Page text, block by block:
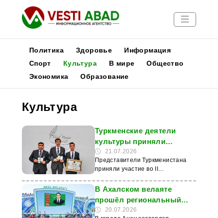
Новости
Медиа
Афиша
Политика Здоровье
Информация
Спорт
Культура В мире
Общество
Экономика
Образование
Культура
Туркменские деятели
культуры приняли
участие в фестивале
молодых поэтов
ТЮРКСОЙ
21.07.2026
Представители Туркменистана
приняли участие во II
молодых поэтов тюркского мира,
Об этом сообщает новостной
сайт Turkmenportal. Мероприятие
В Ахалском велаяте
прошёл региональный
этап конкурса «Ýaňlan,
20.07.2026